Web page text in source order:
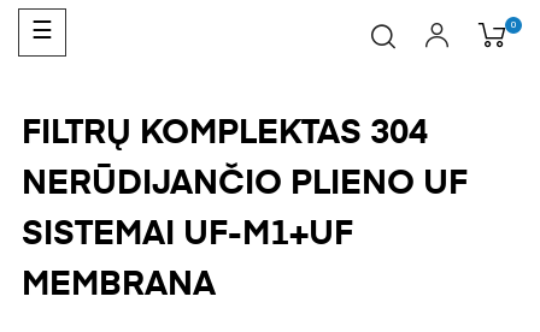
Toggle
navigation
☰ 0
FILTRŲ KOMPLEKTAS 304
NERŪDIJANČIO PLIENO UF
SISTEMAI UF-M1+UF
MEMBRANA